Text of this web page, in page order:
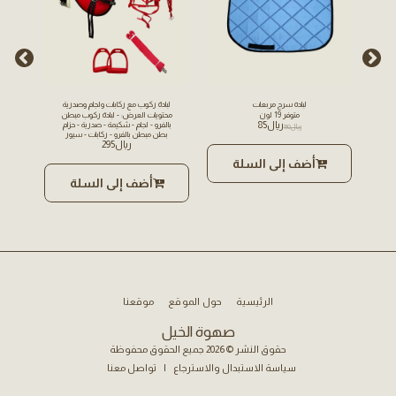
لباده سرج مربعات
متوفر 19 لون
﷼110﷼85
أضف إلى السلة
لبادة ركوب مع ركابات ولجام وصدرية
محتويات العرض: - لبادة ركوب مبطن
بالفرو - لجام - شكيمة - صدرية - حزام
بطن مبطن بالفرو - ركابات - سيور
ركابات﷼295
أضف إلى السلة
صهوة الخيل
حقوق النشر © 2026 جميع الحقوق محفوظة
سياسة الاستبدال والاسترجاع | تواصل معنا
الرئيسية حول الموقع موقعنا